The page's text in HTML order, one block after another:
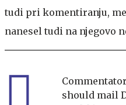
tudi pri komentiranju,
nanesel tudi na njegovo
should mail